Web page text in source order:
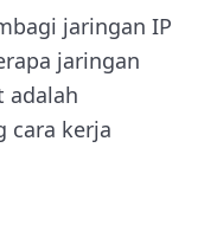
jaringan IP
jaringan
adalah
cara kerja